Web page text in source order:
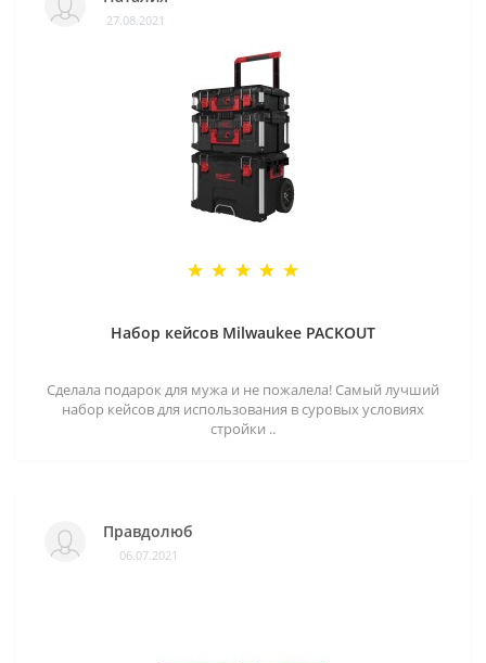
27.08.2021
Набор кейсов Milwaukee PACKOUT
Сделала подарок для мужа и не пожалела! Самый лучший
набор кейсов для использования в суровых условиях
стройки ..
Правдолюб
06.07.2021